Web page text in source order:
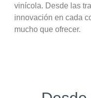
vinícola. Desde las
innovación en cada
mucho que ofrecer.